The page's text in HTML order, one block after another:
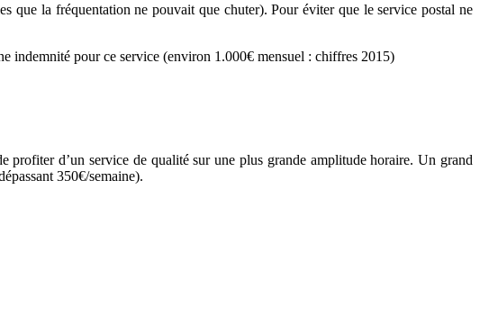
que la fréquentation ne pouvait que chuter). Pour éviter que le service postal ne
indemnité pour ce service (environ 1.000€ mensuel : chiffres 2015)
profiter d’un service de qualité sur une plus grande amplitude horaire. Un grand
350€/semaine).